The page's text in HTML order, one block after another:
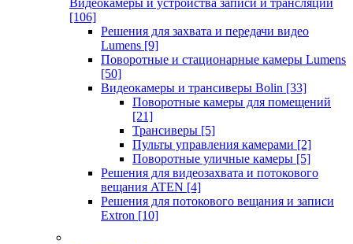
Видеокамеры и устройства записи и трансляции
[106]
Решения для захвата и передачи видео
Lumens [9]
Поворотные и стационарные камеры Lumens
[50]
Видеокамеры и трансиверы Bolin [33]
Поворотные камеры для помещений
[21]
Трансиверы [5]
Пульты управления камерами [2]
Поворотные уличные камеры [5]
Решения для видеозахвата и потокового
вещания ATEN [4]
Решения для потокового вещания и записи
Extron [10]